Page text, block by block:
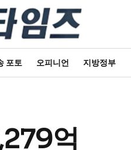
포토 오피니언 지방정부
억